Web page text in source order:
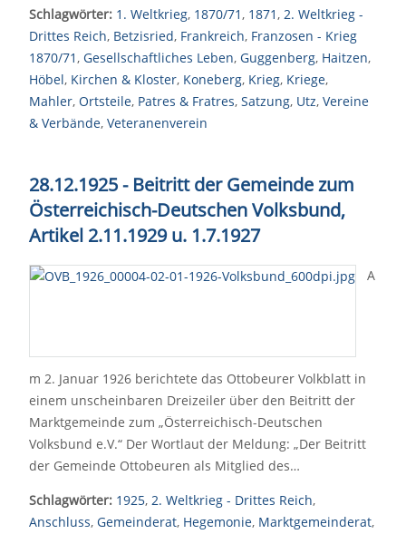
Schlagwörter: 1. Weltkrieg, 1870/71, 1871, 2. Weltkrieg -
Drittes Reich, Betzisried, Frankreich, Franzosen - Krieg
1870/71, Gesellschaftliches Leben, Guggenberg, Haitzen,
Höbel, Kirchen & Kloster, Koneberg, Krieg, Kriege,
Mahler, Ortsteile, Patres & Fratres, Satzung, Utz, Vereine
& Verbände, Veteranenverein
28.12.1925 - Beitritt der Gemeinde zum
Österreichisch-Deutschen Volksbund,
Artikel 2.11.1929 u. 1.7.1927
A
m 2. Januar 1926 berichtete das Ottobeurer Volkblatt in
einem unscheinbaren Dreizeiler über den Beitritt der
Marktgemeinde zum „Österreichisch-Deutschen
Volksbund e.V.“ Der Wortlaut der Meldung: „Der Beitritt
der Gemeinde Ottobeuren als Mitglied des…
Schlagwörter: 1925, 2. Weltkrieg - Drittes Reich,
Anschluss, Gemeinderat, Hegemonie, Marktgemeinderat,